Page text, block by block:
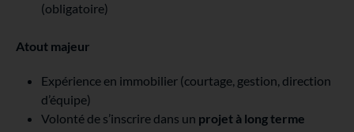
(obligatoire)
Atout majeur
Expérience en immobilier (courtage, gestion, direction
d’équipe)
Volonté de s’inscrire dans un projet à long terme